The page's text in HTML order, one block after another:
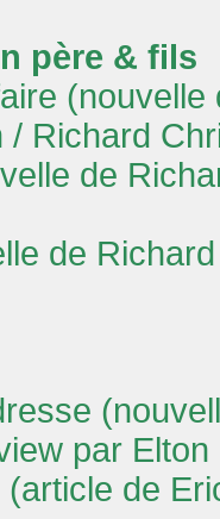
père & fils
/ Richard
de
de
par Elton
de